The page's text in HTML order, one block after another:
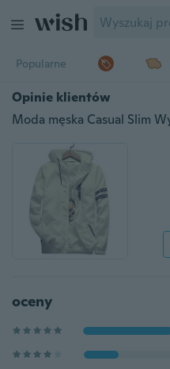
Popularne
Opinie klientów
oceny